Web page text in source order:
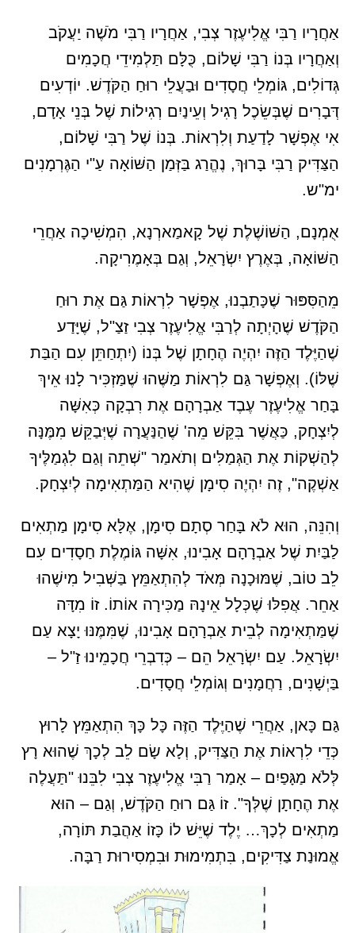
אַחֲרָיו רַבִּי אֱלִיעֶזֶר צְבִי, אַחֲרָיו רַבִּי מֹשֶׁה יַעֲקֹב
וְאַחֲרָיו בְּנוֹ רַבִּי שָׁלוֹם, כֻּלָּם תַּלְמִידֵי חֲכָמִים
גְּדוֹלִים, גּוֹמְלֵי חֲסָדִים וּבַעֲלֵי רוּחַ הַקֹּדֶשׁ. יוֹדְעִים
דְּבָרִים שֶׁבְּשֵׂכֶל רָגִיל וְעֵינַיִם רְגִילוֹת שֶׁל בְּנֵי אָדָם,
אִי אֶפְשָׁר לָדַעַת וְלִרְאוֹת. בְּנוֹ שֶׁל רַבִּי שָׁלוֹם,
הַצַּדִּיק רַבִּי בָּרוּךְ, נֶהֱרַג בַּזְּמַן הַשּׁוֹאָה עַ"י הַגֶּרְמָנִים
ימ"ש.
אֻמְנָם, הַשּׁוֹשֶׁלֶת שֶׁל קָאמַארְנָא, הִמְשִׁיכָה אַחֲרֵי
הַשּׁוֹאָה, בְּאֶרֶץ יִשְׂרָאֵל, וְגַם בְּאָמֶרִיקָה.
מֵהַסִּפּוּר שֶׁכָּתַבְנוּ, אֶפְשָׁר לִרְאוֹת גַּם אֶת רוּחַ
הַקֹּדֶשׁ שֶׁהָיְתָה לְרַבִּי אֱלִיעֶזֶר צְבִי זַצַ"ל, שֶׁיָּדַע
שֶׁהַיֶּלֶד הַזֶּה יִהְיֶה הֶחָתָן שֶׁל בְּנוֹ (יִתְחַתֵּן עִם הַבַּת
שֶׁלּוֹ). וְאֶפְשָׁר גַּם לִרְאוֹת מַשֶּׁהוּ שֶׁמַּזְכִּיר לָנוּ אֵיךְ
בָּחַר אֱלִיעֶזֶר עֶבֶד אַבְרָהָם אֶת רִבְקָה כְּאִשָּׁה
לְיִצְחָק, כַּאֲשֶׁר בִּקֵּשׁ מֵה' שֶׁהַנַּעֲרָה שֶׁיְּבַקֵּשׁ מִמֶּנָּה
לְהַשְׁקוֹת אֶת הַגְּמַלִּים וְתֹאמַר "שְׁתֵה וְגַם לִגְמַלֶּיךָ
אַשְׁקֶה", זֶה יִהְיֶה סִימָן שֶׁהִיא הַמַּתְאִימָה לְיִצְחָק.
וְהִנֵּה, הוּא לֹא בָּחַר סְתָם סִימָן, אֶלָּא סִימָן מַתְאִים
לַבַּיִת שֶׁל אַבְרָהָם אָבִינוּ, אִשָּׁה גּוֹמֶלֶת חַסָדִים עִם
לֵב טוֹב, שֶׁמּוּכָנָה מְּאֹד לְהִתְאַמֵּץ בַּשְּׁבִיל מִישֶׁהוּ
אַחֵר. אֲפִלּוּ שֶׁכְּלָל אֵינָהּ מַכִּירָה אוֹתוֹ. זוֹ מִדָּה
שֶׁמַּתְאִימָה לְבֵית אַבְרָהָם אָבִינוּ, שֶׁמִּמֶּנּוּ יָצָא עַם
יִשְׂרָאֵל. עַם יִשְׂרָאֵל הֵם – כְּדִבְרֵי חֲכָמֵינוּ זַ"ל –
בַּיְשָׁנִים, רַחֲמָנִים וְגוֹמְלֵי חֲסָדִים.
גַּם כָּאן, אַחֲרֵי שֶׁהַיֶּלֶד הַזֶּה כָּל כָּךְ הִתְאַמֵּץ לָרוּץ
כְּדֵי לִרְאוֹת אֶת הַצַּדִּיק, וְלָא שָׂם לֵב לְכָךְ שֶׁהוּא רָץ
לְּלֹא מַגָּפַיִם – אָמַר רַבִּי אֱלִיעֶזֶר צְבִי לִבֵּנוּ "תַּעֲלֶה
אֶת הֶחָתָן שֶׁלְּךָ". זוֹ גַּם רוּחַ הַקֹּדֶשׁ, וְגַם – הוּא
מַתְאִים לְכָךְ… יֶלֶד שֶׁיֵּשׁ לוֹ כָּזוֹ אַהֲבַת תּוֹרָה,
אֱמוּנַת צַדִּיקִים, בִּתְמִימוּת וּבִמְסִירוּת רַבָּה.